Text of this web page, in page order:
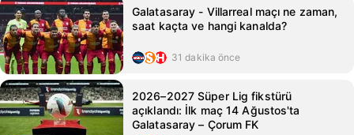
Galatasaray - Villarreal maçı ne zaman,
saat kaçta ve hangi kanalda?
31 dakika önce
2026–2027 Süper Lig fikstürü
açıklandı: İlk maç 14 Ağustos'ta
Galatasaray – Çorum FK